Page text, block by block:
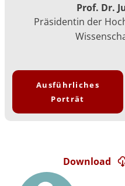
Prof. Dr.
Präsidentin der
Ausführliches
Porträt
Download